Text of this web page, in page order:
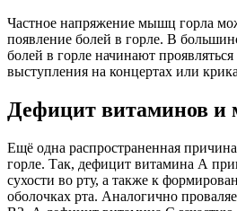
Частное напряжение мышц горла
появление болей в горле. В
болей в горле начинают
выступления на концертах или
Дефицит витаминов и
Ещё одна распространенная
горле. Так, дефицит витамина А
сухости во рту, а также к
оболочках рта. Аналогично